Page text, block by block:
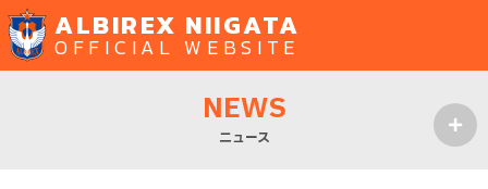
ALBIREX NIIGATA
OFFICIAL WEBSITE
NEWS
ニュース